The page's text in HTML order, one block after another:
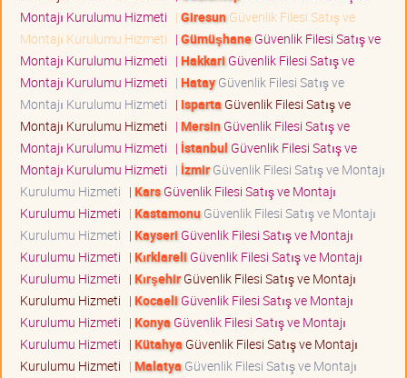
Montajı Kurulumu Hizmeti | GiresunGüvenlik Filesi Satış ve
Montajı Kurulumu Hizmeti | GümüşhaneGüvenlik Filesi Satış ve
Montajı Kurulumu Hizmeti | Hakkari Güvenlik Filesi Satış ve
Montajı Kurulumu Hizmeti | HatayGüvenlik Filesi Satış ve
Montajı Kurulumu Hizmeti | Isparta Güvenlik Filesi Satış ve
Montajı Kurulumu Hizmeti | MersinGüvenlik Filesi Satış ve
Montajı Kurulumu Hizmeti | İstanbul Güvenlik Filesi Satış ve
Montajı Kurulumu Hizmeti | İzmirGüvenlik Filesi Satış ve Montajı
Kurulumu Hizmeti | KarsGüvenlik Filesi Satış ve Montajı
Kurulumu Hizmeti | KastamonuGüvenlik Filesi Satış ve Montajı
Kurulumu Hizmeti | Kayseri Güvenlik Filesi Satış ve Montajı
Kurulumu Hizmeti | Kırklareli Güvenlik Filesi Satış ve Montajı
Kurulumu Hizmeti | KırşehirGüvenlik Filesi Satış ve Montajı
Kurulumu Hizmeti | Kocaeli Güvenlik Filesi Satış ve Montajı
Kurulumu Hizmeti | Konya Güvenlik Filesi Satış ve Montajı
Kurulumu Hizmeti | Kütahya Güvenlik Filesi Satış ve Montajı
Kurulumu Hizmeti | Malatya Güvenlik Filesi Satış ve Montajı